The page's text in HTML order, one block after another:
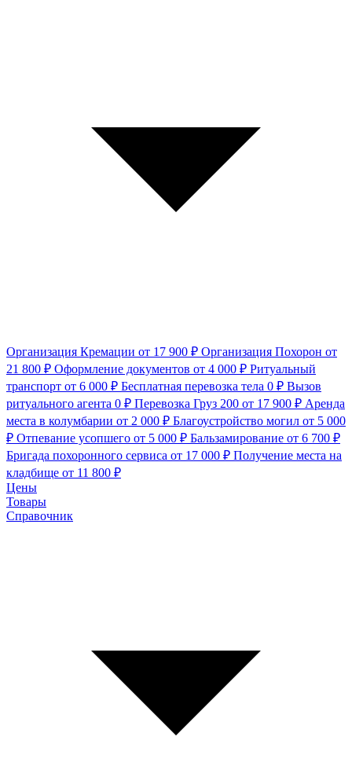
Организация Кремации от 17 900 ₽ Организация Похорон от
21 800 ₽ Оформление документов от 4 000 ₽ Ритуальный
транспорт от 6 000 ₽ Бесплатная перевозка тела 0 ₽ Вызов
ритуального агента 0 ₽ Перевозка Груз 200 от 17 900 ₽ Аренда
места в колумбарии от 2 000 ₽ Благоустройство могил от 5 000
₽ Отпевание усопшего от 5 000 ₽ Бальзамирование от 6 700 ₽
Бригада похоронного сервиса от 17 000 ₽ Получение места на
кладбище от 11 800 ₽
Цены
Товары
Справочник